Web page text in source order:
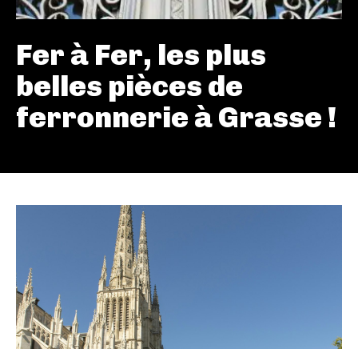
Fer à Fer, les plus
belles pièces de
ferronnerie à Grasse !